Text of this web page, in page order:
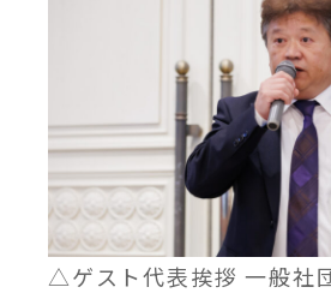
△ゲスト代表挨拶 一般社